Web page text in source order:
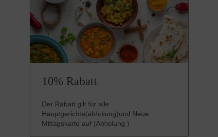
10% Rabatt
Der Rabatt gilt für alle
Hauptgerichte(abholung)und Neue
Mittagskarte auf (Abholung )